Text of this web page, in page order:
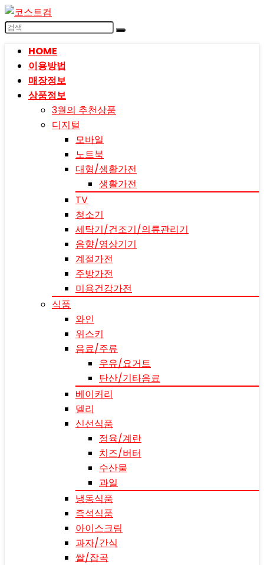
HOME
이용방법
매장정보
상품정보
3월의 추천상품
디지털
모바일
노트북
대형/생활가전
생활가전
TV
청소기
세탁기/건조기/의류관리기
음향/영상기기
계절가전
주방가전
미용건강가전
식품
와인
위스키
음료/주류
우유/요거트
탄산/기타음료
베이커리
델리
신선식품
정육/계란
치즈/버터
수산물
과일
냉동식품
즉석식품
아이스크림
과자/간식
쌀/잡곡